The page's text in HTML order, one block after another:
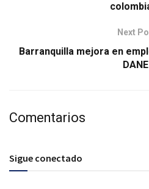
Next
Barranquilla mejora en
DANE
Comentarios
Sigue conectado